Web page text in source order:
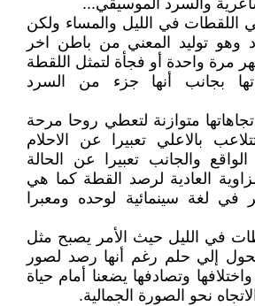
والسرد الموسيقي...
اللقطات في الليل والمساء ولكن
وهو توليد المعني من باطن اخر
مرة واحدة أو فجأة لتمثل اللقطة
بجانب أنها جزء من السرد
متوازنة لتعطي روحا مرحة
بالاعلي تعبيرا عن الاحلام
والجانب تعبيرا عن الحالة
العادية لرصد القطة كما هي
في لغة سينمائية لوحده ومعبرا
في الليل حيث الأمر يصبح مثل
إلي حلم رغم أنها رصد لصور
واختلافها وتصادفها يضعنا أمام حياة
نحو الصورة الجمالية.